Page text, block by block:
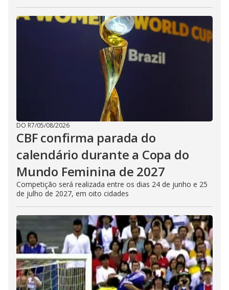
DO R7/05/08/2026
CBF confirma parada do
calendário durante a Copa do
Mundo Feminina de 2027
Competição será realizada entre os dias 24 de junho e 25
de julho de 2027, em oito cidades